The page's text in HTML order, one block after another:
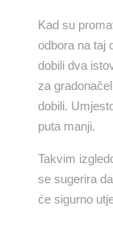
Kad su
odbora na taj
dobili dva
za
dobili.
puta manji.
Takvim
se sugerira
će sigurno